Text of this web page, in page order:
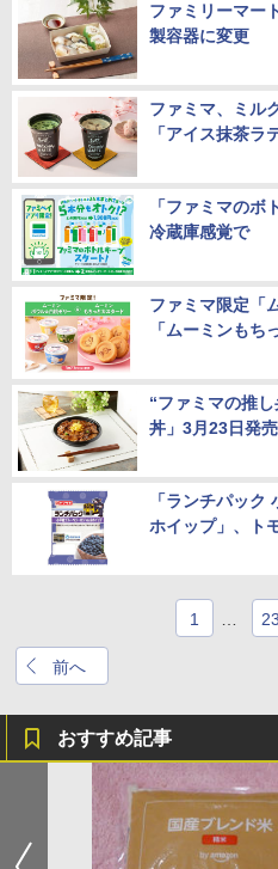
ファミリーマー
製容器に変更
ファミマ、ミル
「アイス抹茶ラ
「ファミマのボ
冷蔵庫感覚で
ファミマ限定「
「ムーミンもち
“ファミマの推
丼」3月23日発売
「ランチパック
ホイップ」、ト
前へ
1 23
おすすめ記事